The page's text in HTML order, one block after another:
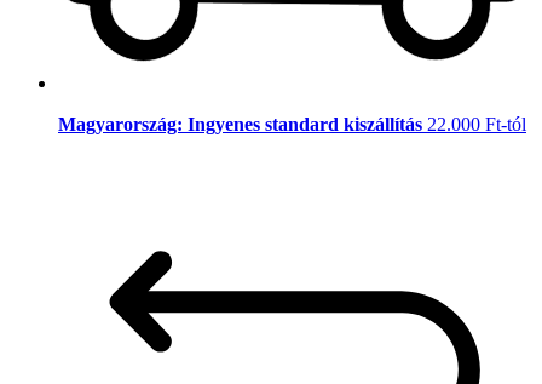
Magyarország: Ingyenes standard kiszállítás 22.000 Ft-tól